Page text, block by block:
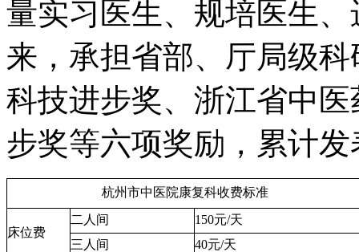
量实习医生、规培医生
来，承担省部、厅局级
科技进步奖、浙江省中
步奖等六项奖励，累计
杭州市中医院康复科收费标准
床位费
二人间
150元/天
三人间
40元/天